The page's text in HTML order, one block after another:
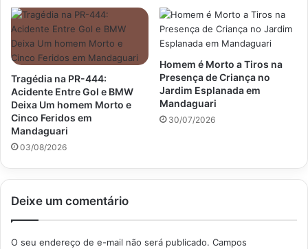
Tragédia na PR-444:
Acidente Entre Gol e BMW
Deixa Um homem Morto e
Cinco Feridos em
Mandaguari
03/08/2026
Homem é Morto a Tiros na
Presença de Criança no
Jardim Esplanada em
Mandaguari
30/07/2026
Deixe um comentário
O seu endereço de e-mail não será publicado. Campos